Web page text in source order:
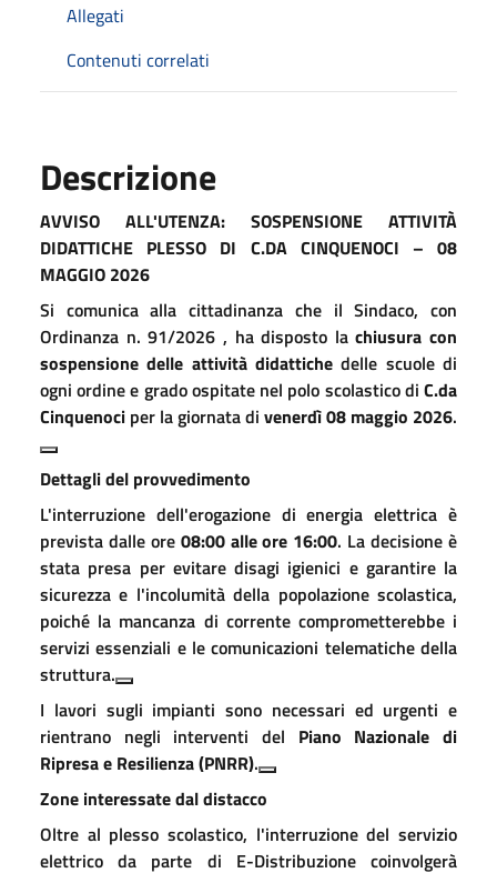
Allegati
Contenuti correlati
Descrizione
AVVISO ALL'UTENZA: SOSPENSIONE ATTIVITÀ
DIDATTICHE PLESSO DI C.DA CINQUENOCI – 08
MAGGIO 2026
Si comunica alla cittadinanza che il Sindaco, con
Ordinanza n.91/2026 , ha disposto lachiusura con
sospensione delle attività didattiche delle scuole di
ogni ordine e grado ospitate nel polo scolastico di C.da
Cinquenoci per la giornata di venerdì 08 maggio 2026.
Dettagli del provvedimento
L'interruzione dell'erogazione di energia elettrica è
prevista dalle ore 08:00 alle ore 16:00. La decisione è
stata presa per evitare disagi igienici e garantire la
sicurezza e l'incolumità della popolazione scolastica,
poiché la mancanza di corrente comprometterebbe i
servizi essenziali e le comunicazioni telematiche della
struttura.
I lavori sugli impianti sono necessari ed urgenti e
rientrano negli interventi del Piano Nazionale di
Ripresa e Resilienza (PNRR).
Zone interessate dal distacco
Oltre al plesso scolastico, l'interruzione del servizio
elettrico da parte di E-Distribuzione coinvolgerà